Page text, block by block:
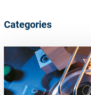
Categories